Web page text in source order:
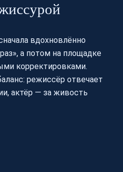
вдохновлённо
а потом на площадке
корректировками.
режиссёр отвечает
актёр — за живость